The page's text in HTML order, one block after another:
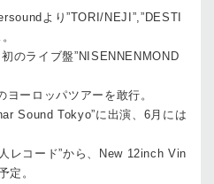
より”TORI/NEJI”,”DESTI
のライブ盤”NISENNENMOND
ーロッパツアーを敢行。
Sound Tokyo”に出演、6月には
レコード”から、New 12inch Vin
定。